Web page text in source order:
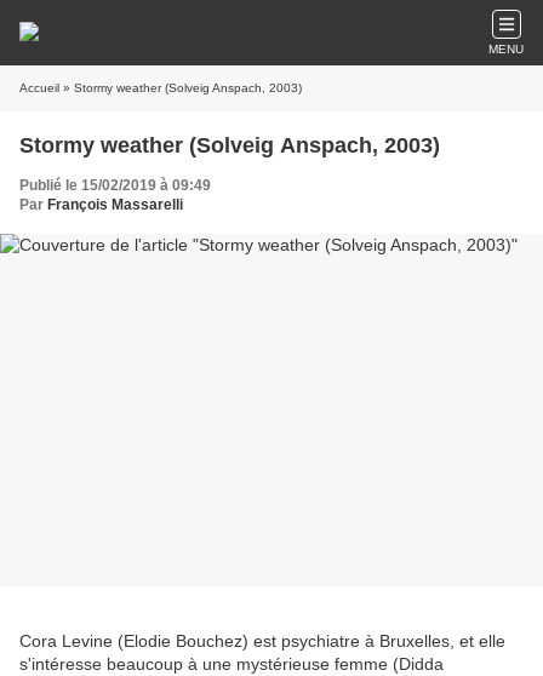
MENU
Accueil » Stormy weather (Solveig Anspach, 2003)
Stormy weather (Solveig Anspach, 2003)
Publié le 15/02/2019 à 09:49
Par François Massarelli
Cora Levine (Elodie Bouchez) est psychiatre à Bruxelles, et elle
s'intéresse beaucoup à une mystérieuse femme (Didda